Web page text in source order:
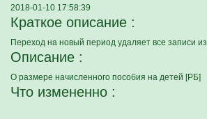
2018-01-10 17:58:39
Краткое описание :
Переход на новый период удаляет все записи
Описание :
О размере начисленного пособия на детей [РБ]
Что измененно :